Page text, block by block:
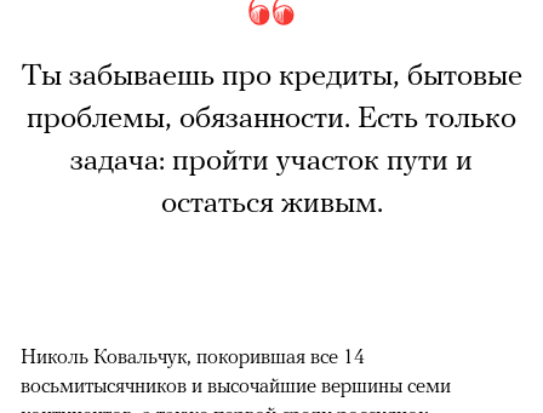
Ты забываешь про кредиты, бытовые
проблемы, обязанности. Есть только
задача: пройти участок пути и
остаться живым.
Николь Ковальчук, покорившая все 14
восьмитысячников и высочайшие вершины семи